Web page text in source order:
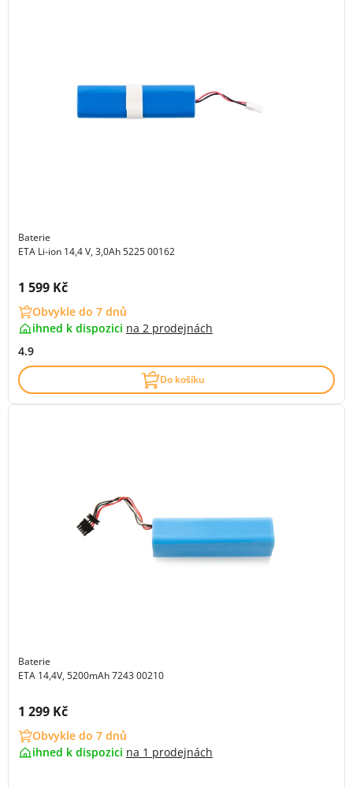
Baterie
ETA Li-ion 14,4 V, 3,0Ah 5225 00162
Cena s DPH:
1 599 Kč
Obvykle do 7 dnů
ihned k dispozici na 2 prodejnách
4.9
Do košíku
Baterie
ETA 14,4V, 5200mAh 7243 00210
Cena s DPH:
1 299 Kč
Obvykle do 7 dnů
ihned k dispozici na 1 prodejnách